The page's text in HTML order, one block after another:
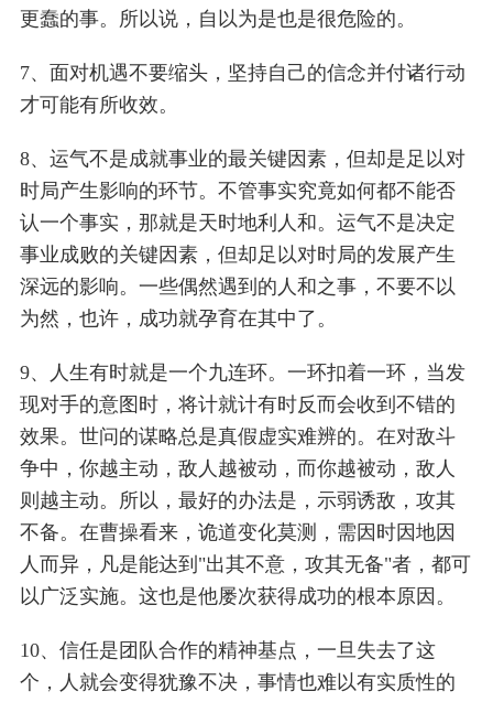
更蠢的事。所以说，自以为是也是很危险的。
7、面对机遇不要缩头，坚持自己的信念并付诸行动
才可能有所收效。
8、运气不是成就事业的最关键因素，但却是足以对
时局产生影响的环节。不管事实究竟如何都不能否
认一个事实，那就是天时地利人和。运气不是决定
事业成败的关键因素，但却足以对时局的发展产生
深远的影响。一些偶然遇到的人和之事，不要不以
为然，也许，成功就孕育在其中了。
9、人生有时就是一个九连环。一环扣着一环，当发
现对手的意图时，将计就计有时反而会收到不错的
效果。世问的谋略总是真假虚实难辨的。在对敌斗
争中，你越主动，敌人越被动，而你越被动，敌人
则越主动。所以，最好的办法是，示弱诱敌，攻其
不备。在曹操看来，诡道变化莫测，需因时因地因
人而异，凡是能达到"出其不意，攻其无备"者，都可
以广泛实施。这也是他屡次获得成功的根本原因。
10、信任是团队合作的精神基点，一旦失去了这
个，人就会变得犹豫不决，事情也难以有实质性的